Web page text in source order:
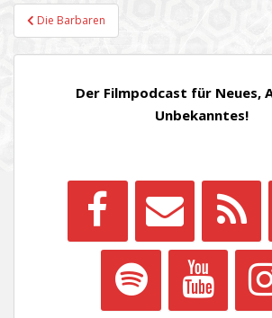
Beitragsnavigation
Die Barbaren
Der Filmpodcast für Neues,
Unbekanntes!